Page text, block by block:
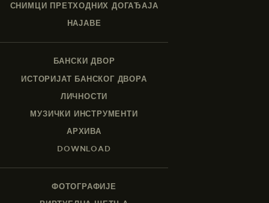
СНИМЦИ ПРЕТХОДНИХ ДОГАЂАЈА
НАЈАВЕ
БАНСКИ ДВОР
ИСТОРИЈАТ БАНСКОГ ДВОРА
ЛИЧНОСТИ
МУЗИЧКИ ИНСТРУМЕНТИ
АРХИВА
DOWNLOAD
ФОТОГРАФИЈЕ